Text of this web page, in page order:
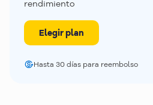
(cPanel/WHM) y contar con
rendimiento
Elegir plan
Hasta 30 días para reembolso